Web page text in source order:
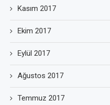
Kasım 2017
Ekim 2017
Eylül 2017
Ağustos 2017
Temmuz 2017